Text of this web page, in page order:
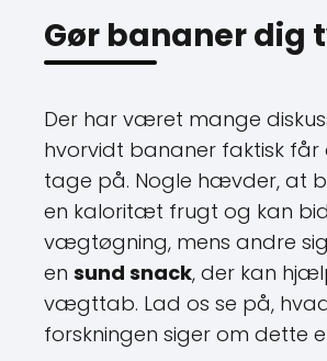
Gør bananer dig
Der har været mange
hvorvidt bananer faktisk får
tage på. Nogle hævder, at
en kaloritæt frugt og kan
vægtøgning, mens andre
en sund snack , der kan
vægttab. Lad os se på,
forskningen siger om dette